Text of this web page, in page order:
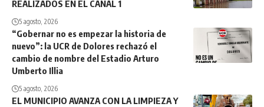
REALIZADOS EN EL CANAL 1
5 agosto, 2026
“Gobernar no es empezar la historia de
nuevo”: la UCR de Dolores rechazó el
cambio de nombre del Estadio Arturo
Umberto Illia
5 agosto, 2026
EL MUNICIPIO AVANZA CON LA LIMPIEZA Y